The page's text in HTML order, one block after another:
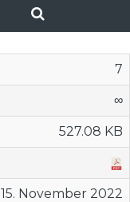
7
∞
527.08 KB
15. November 2022